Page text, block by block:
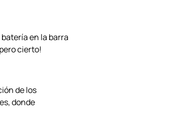
en la barra
cierto!
de los
donde